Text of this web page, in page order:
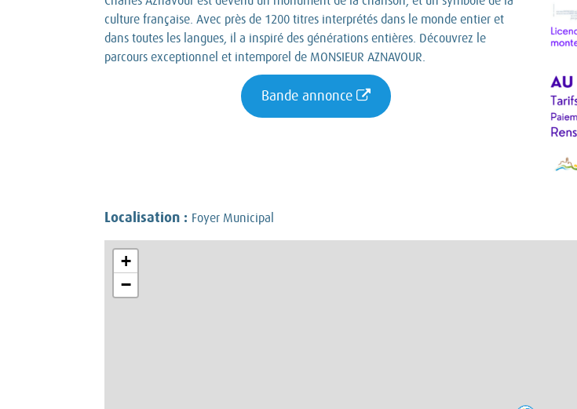
culture française. Avec près de 1200 titres interprétés dans le monde entier et
dans toutes les langues, il a inspiré des générations entières. Découvrez le
parcours exceptionnel et intemporel de MONSIEUR AZNAVOUR.
Bande annonce
Localisation : Foyer Municipal
+
−